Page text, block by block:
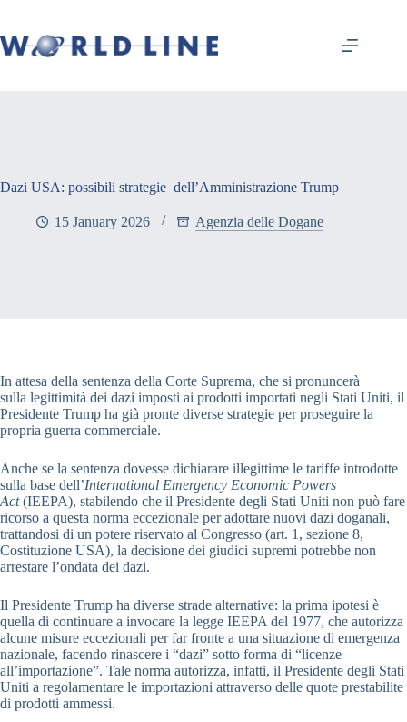
Dazi USA: possibili strategie dell’Amministrazione Trump
15 January 2026 Agenzia delle Dogane
In attesa della sentenza della Corte Suprema, che si pronuncerà
sulla legittimità dei dazi imposti ai prodotti importati negli Stati Uniti, il
Presidente Trump ha già pronte diverse strategie per proseguire la
propria guerra commerciale.
Anche se la sentenza dovesse dichiarare illegittime le tariffe introdotte
sulla base dell’International Emergency Economic Powers
Act(IEEPA), stabilendo che il Presidente degli Stati Uniti non può fare
ricorso a questa norma eccezionale per adottare nuovi dazi doganali,
trattandosi di un potere riservato al Congresso (art. 1, sezione 8,
Costituzione USA), la decisione dei giudici supremi potrebbe non
arrestare l’ondata dei dazi.
Il Presidente Trump ha diverse strade alternative: la prima ipotesi è
quella di continuare a invocare la legge IEEPA del 1977, che autorizza
alcune misure eccezionali per far fronte a una situazione di emergenza
nazionale, facendo rinascere i “dazi” sotto forma di “licenze
all’importazione”. Tale norma autorizza, infatti, il Presidente degli Stati
Uniti a regolamentare le importazioni attraverso delle quote prestabilite
di prodotti ammessi.